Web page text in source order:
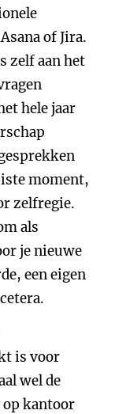
of Jira.
zelf aan het
hele jaar
moment,
zelfregie.
als
je nieuwe
een eigen
is voor
wel de
op kantoor